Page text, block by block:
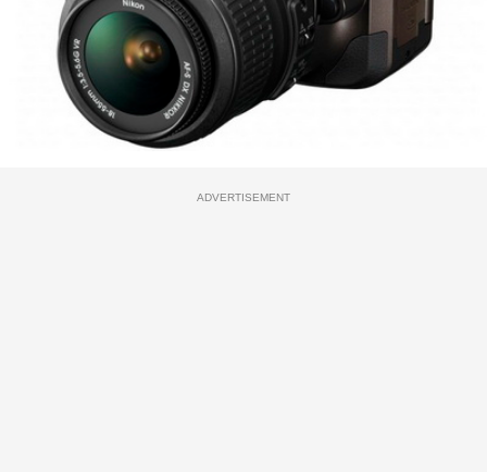
ADVERTISEMENT